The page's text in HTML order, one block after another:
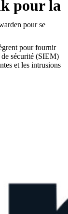
pour se
pour le
pour la
pour fournir
de sécurité (SIEM)
et les intrusions